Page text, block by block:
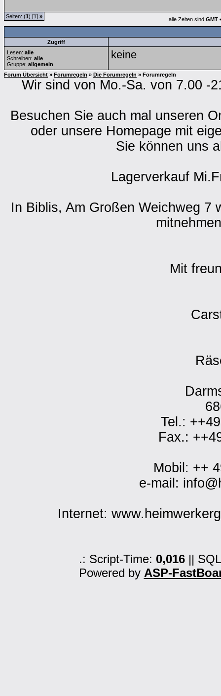
Seiten: (1) [1] » alle Zeiten sind GMT
Zugriff
Lesen: alle
Schreiben: alle
Gruppe: allgemein
keine
Forum Übersicht » Forumregeln » Die Forumregeln » Forumregeln
Wir sind von Mo.-Sa. von 7.00 -
Besuchen Sie auch mal unseren
oder unsere Homepage mit
Sie können uns
Lagerverkauf
In Biblis, Am Großen Weichweg 7
Mit
Tel.:
Fax.:
Mobil: ++
e-mail:
Internet:
.: Script-Time: 0,016||
Powered by ASP-